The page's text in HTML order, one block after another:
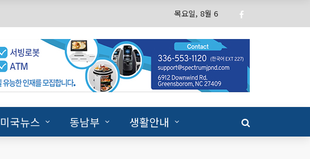
목요일, 8월 6
미국뉴스 동남부 생활안내